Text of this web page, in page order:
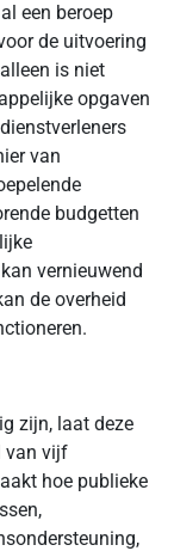
een beroep
de uitvoering
is niet
opgaven
van
budgetten
vernieuwend
de overheid
zijn, laat deze
van vijf
hoe publieke